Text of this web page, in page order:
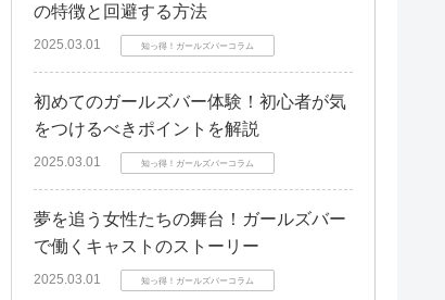
の特徴と回避する方法
2025.03.01 知っ得！ガールズバーコラム
初めてのガールズバー体験！初心者が気
をつけるべきポイントを解説
2025.03.01 知っ得！ガールズバーコラム
夢を追う女性たちの舞台！ガールズバー
で働くキャストのストーリー
2025.03.01 知っ得！ガールズバーコラム